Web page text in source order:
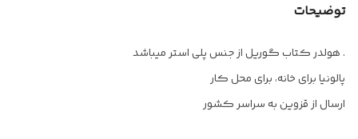
توضیحات
هولدر کتاب گوریل از جنس پلی استر میباشد .
پالونیا برای خانه، برای محل کار
ارسال از قزوین به سراسر کشور